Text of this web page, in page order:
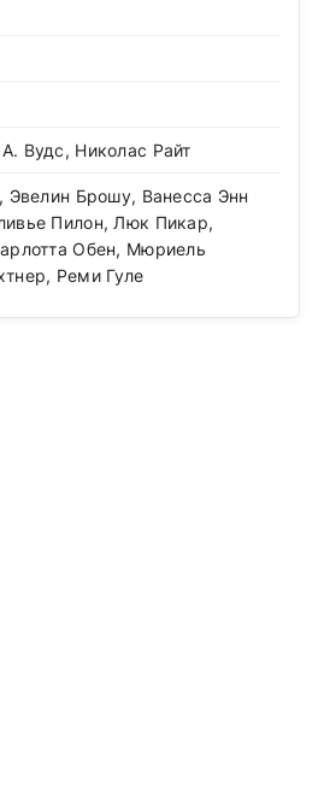
Вудс, Николас Райт
Эвелин Брошу, Ванесса Энн
Пилон, Люк Пикар,
Обен, Мюриель
Реми Гуле